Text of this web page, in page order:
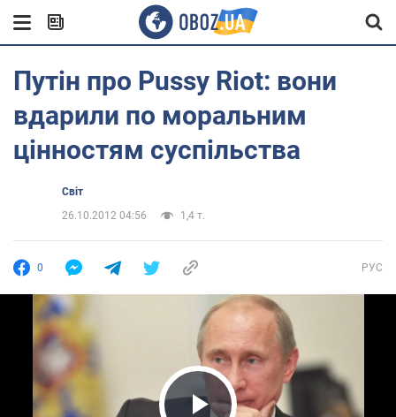
Путін про Pussy Riot: вони
вдарили по моральним
цінностям суспільства
Світ
26.10.2012 04:56
1,4 т.
0 РУС